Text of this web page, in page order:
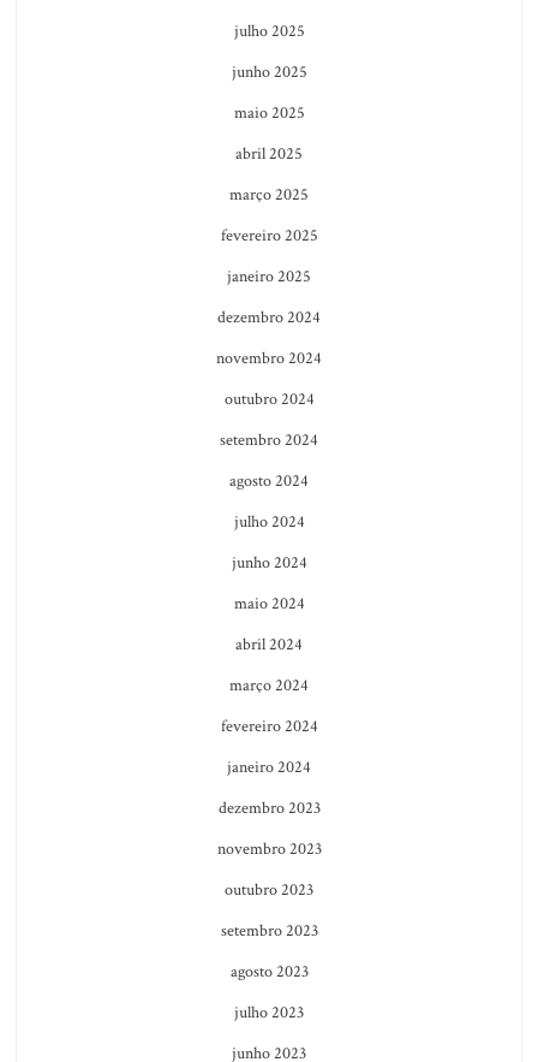
julho 2025
junho 2025
maio 2025
abril 2025
março 2025
fevereiro 2025
janeiro 2025
dezembro 2024
novembro 2024
outubro 2024
setembro 2024
agosto 2024
julho 2024
junho 2024
maio 2024
abril 2024
março 2024
fevereiro 2024
janeiro 2024
dezembro 2023
novembro 2023
outubro 2023
setembro 2023
agosto 2023
julho 2023
junho 2023